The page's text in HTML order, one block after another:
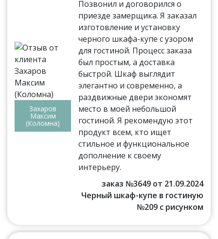
Захаров
Максим
(Коломна)
Позвонил и договорился о
приезде замерщика. Я заказал
изготовление и установку
черного шкафа-купе с узором
для гостиной. Процесс заказа
был простым, а доставка
быстрой. Шкаф выглядит
элегантно и современно, а
раздвижные двери экономят
место в моей небольшой
гостиной. Я рекомендую этот
продукт всем, кто ищет
стильное и функциональное
дополнение к своему
интерьеру.
заказ №3649 от 21.09.2024
Черный шкаф-купе в гостиную
№209 с рисунком